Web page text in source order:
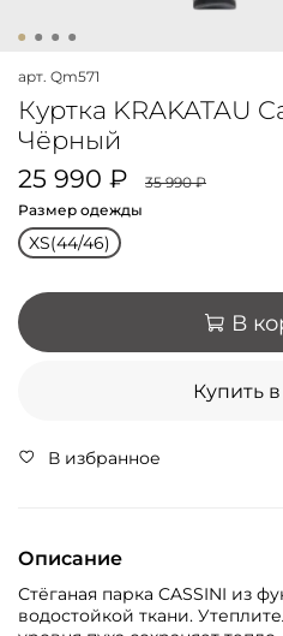
арт. Qm571
Куртка KRAKATAU
Чёрный
25 990 ₽
35 990 ₽
Размер одежды
XS(44/46)
В
Купить в
В избранное
Описание
Стёганая парка CASSINI из
водостойкой ткани.